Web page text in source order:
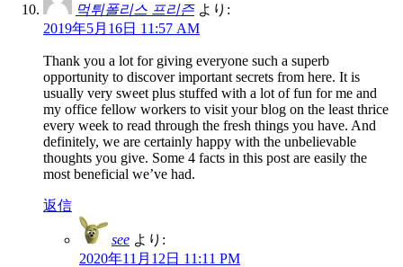
먹튀폴리스 프리즌 より:
2019年5月16日 11:57 AM
Thank you a lot for giving everyone such a superb
opportunity to discover important secrets from here. It is
usually very sweet plus stuffed with a lot of fun for me and
my office fellow workers to visit your blog on the least thrice
every week to read through the fresh things you have. And
definitely, we are certainly happy with the unbelievable
thoughts you give. Some 4 facts in this post are easily the
most beneficial we’ve had.
返信
see より:
2020年11月12日 11:11 PM